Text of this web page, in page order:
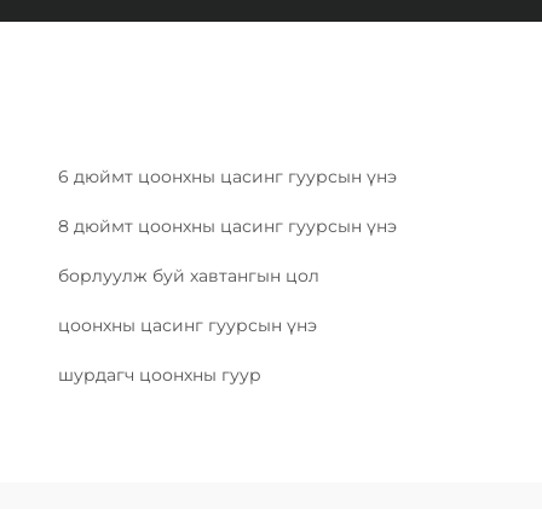
6 дюймт цоонхны цасинг гуурсын үнэ
8 дюймт цоонхны цасинг гуурсын үнэ
борлуулж буй хавтангын цол
цоонхны цасинг гуурсын үнэ
шурдагч цоонхны гуур